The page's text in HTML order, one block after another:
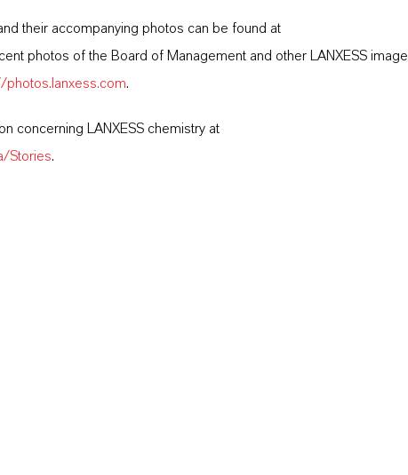
their accompanying photos can be found at
photos of the Board of Management and other LANXESS image
photos.lanxess.com.
concerning LANXESS chemistry at
Stories.